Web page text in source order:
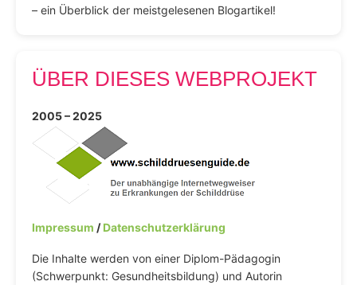
– ein Überblick der meistgelesenen Blogartikel!
ÜBER DIESES WEBPROJEKT
2005 – 2025
Impressum /Datenschutzerklärung
Die Inhalte werden von einer Diplom-Pädagogin
(Schwerpunkt: Gesundheitsbildung) und Autorin